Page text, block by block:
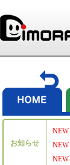
お知らせ
NEW
NEW
NEW